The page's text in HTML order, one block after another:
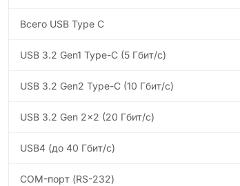
Всего USB Type C
USB 3.2 Gen1 Type-C (5 Гбит/с)
USB 3.2 Gen2 Type-C (10 Гбит/с)
USB 3.2 Gen 2x2 (20 Гбит/с)
USB4 (до 40 Гбит/с)
COM-порт (RS-232)